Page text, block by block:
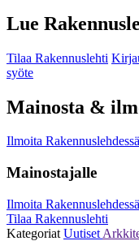
Lue
Tilaa Rakennuslehti
syöte
Mainosta &
Ilmoita Rakennuslehdessä
Mainostajalle
Ilmoita Rakennuslehdessä
Tilaa Rakennuslehti
Kategoriat Uutiset